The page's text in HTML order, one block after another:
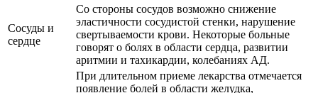
Сосуды и
сердце
Со стороны сосудов возможно снижение
эластичности сосудистой стенки, нарушение
свертываемости крови. Некоторые больные
говорят о болях в области сердца, развитии
аритмии и тахикардии, колебаниях АД.
При длительном приеме лекарства отмечается
появление болей в области желудка,